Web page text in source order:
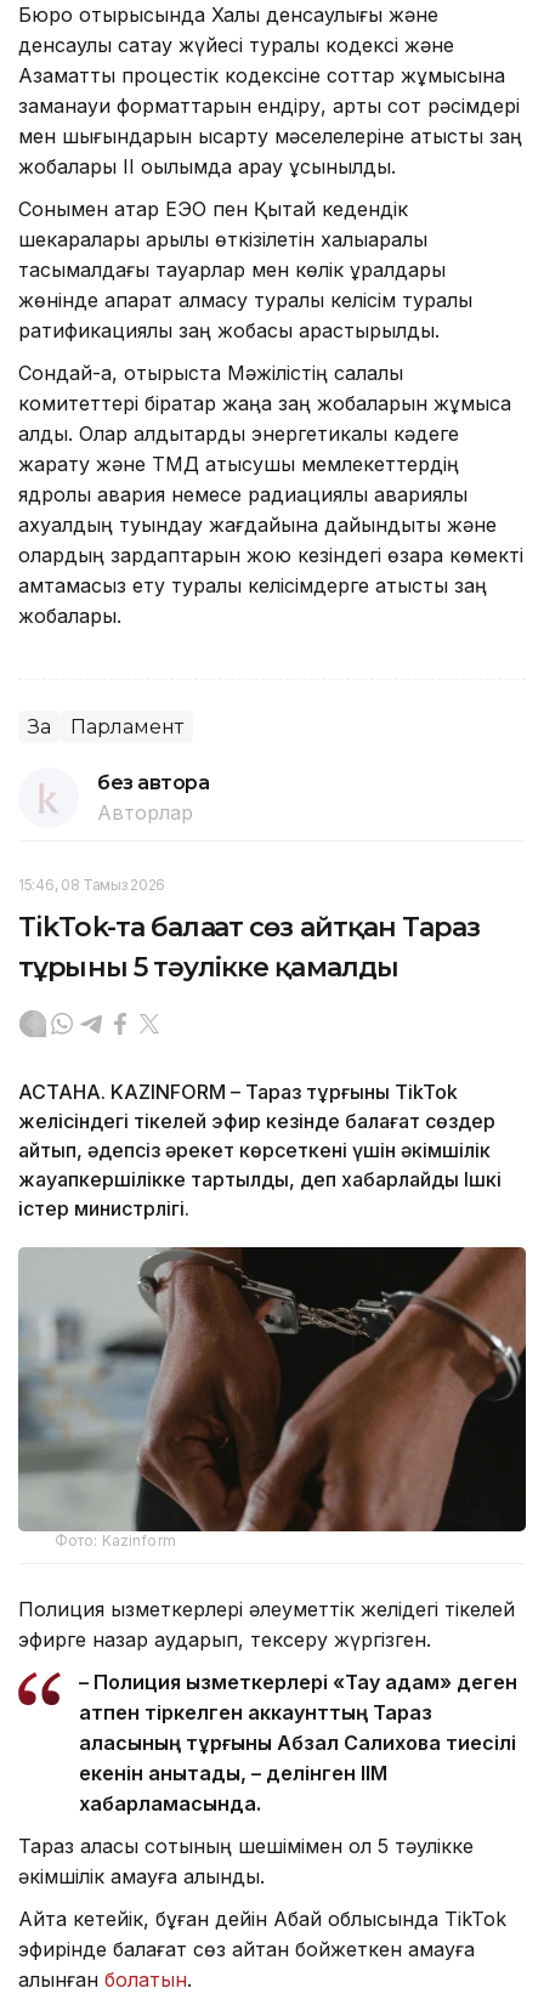
Бюро отырысында Халық денсаулығы және
денсаулық сақтау жүйесі туралы кодексі және
Азаматтық процестік кодексіне соттар жұмысына
заманауи форматтарын ендіру, артық сот рәсімдері
мен шығындарын қысқарту мәселелеріне қатысты заң
жобалары II оқылымда қарау ұсынылды.
Сонымен қатар ЕЭО пен Қытай кедендік
шекаралары арқылы өткізілетін халықаралық
тасымалдағы тауарлар мен көлік құралдары
жөнінде ақпарат алмасу туралы келісім туралы
ратификациялық заң жобасы қарастырылды.
Сондай-ақ, отырыста Мәжілістің салалық
комитеттері бірқатар жаңа заң жобаларын жұмысқа
алды. Олар қалдықтарды энергетикалық кәдеге
жарату және ТМД қатысушы мемлекеттердің
ядролық авария немесе радиациялық авариялық
ахуалдың туындау жағдайына дайындықты және
олардың зардаптарын жою кезіндегі өзара көмекті
қамтамасыз ету туралы келісімдерге қатысты заң
жобалары.
Заң Парламент
без автора
Авторлар
15:46, 08 Тамыз 2026
TikTok-та балағат сөз айтқан Тараз
тұрғыны 5 тәулікке қамалды
АСТАНА. KAZINFORM – Тараз тұрғыны TikTok
желісіндегі тікелей эфир кезінде балағат сөздер
айтып, әдепсіз әрекет көрсеткені үшін әкімшілік
жауапкершілікке тартылды, деп хабарлайды Ішкі
істер министрлігі.
Фото: Kazinform
Полиция қызметкерлері әлеуметтік желідегі тікелей
эфирге назар аударып, тексеру жүргізген.
– Полиция қызметкерлері «Тау адам» деген
атпен тіркелген аккаунттың Тараз
қаласының тұрғыны Абзал Салиховқа тиесілі
екенін анықтады, – делінген ІІМ
хабарламасында.
Тараз қаласы сотының шешімімен ол 5 тәулікке
әкімшілік қамауға алынды.
Айта кетейік, бұған дейін Абай облысында TikTok
эфирінде балағат сөз айтқан бойжеткен қамауға
алынған болатын.